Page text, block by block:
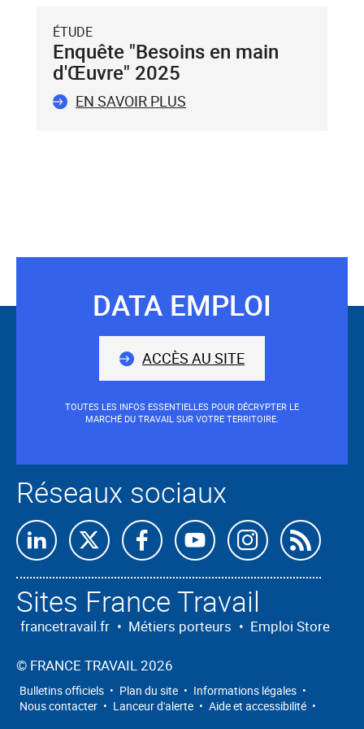
clavier.
Vous
ne
pouvez
clé
ÉTUDE
Enquête "Besoins en main
d'Œuvre" 2025
EN SAVOIR PLUS
Suivez-DATA EMPLOI
ACCÈS AU SITE
TOUTES LES INFOS ESSENTIELLES POUR DÉCRYPTER LE
MARCHÉ DU TRAVAIL SUR VOTRE TERRITOIRE.
Réseaux sociaux
Retrouvez-
nous
sur
Linkedin
Retrouvez-
nous
sur
X
Retrouvez-
nous
sur
Facebook
Retrouvez-
nous
sur
Youtube
Retrouvez-
nous
Instagram
nous
nos
Sites France Travail
francetravail.fr • Métiers porteurs • Emploi Store
© FRANCE TRAVAIL 2026
Bulletins officiels • Plan du site • Informations légales •
Nous contacter • Lanceur d'alerte • Aide et accessibilité •